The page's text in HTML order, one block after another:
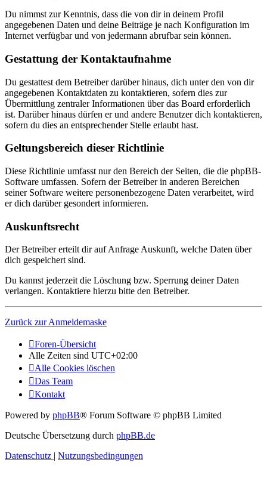
Du nimmst zur Kenntnis, dass die von dir in deinem Profil
angegebenen Daten und deine Beiträge je nach Konfiguration im
Internet verfügbar und von jedermann abrufbar sein können.
Gestattung der Kontaktaufnahme
Du gestattest dem Betreiber darüber hinaus, dich unter den von dir
angegebenen Kontaktdaten zu kontaktieren, sofern dies zur
Übermittlung zentraler Informationen über das Board erforderlich
ist. Darüber hinaus dürfen er und andere Benutzer dich kontaktieren,
sofern du dies an entsprechender Stelle erlaubt hast.
Geltungsbereich dieser Richtlinie
Diese Richtlinie umfasst nur den Bereich der Seiten, die die phpBB-
Software umfassen. Sofern der Betreiber in anderen Bereichen
seiner Software weitere personenbezogene Daten verarbeitet, wird
er dich darüber gesondert informieren.
Auskunftsrecht
Der Betreiber erteilt dir auf Anfrage Auskunft, welche Daten über
dich gespeichert sind.
Du kannst jederzeit die Löschung bzw. Sperrung deiner Daten
verlangen. Kontaktiere hierzu bitte den Betreiber.
Zurück zur Anmeldemaske
Foren-Übersicht
Alle Zeiten sind UTC+02:00
Alle Cookies löschen
Das Team
Kontakt
Powered by phpBB® Forum Software © phpBB Limited
Deutsche Übersetzung durch phpBB.de
Datenschutz | Nutzungsbedingungen